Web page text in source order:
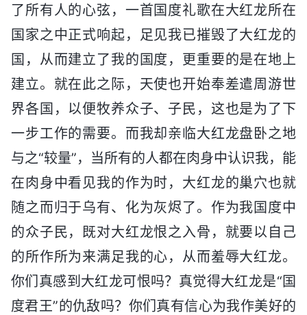
了所有人的心弦，一首国度礼歌在大红龙所在
国家之中正式响起，足见我已摧毁了大红龙的
国，从而建立了我的国度，更重要的是在地上
建立。就在此之际，天使也开始奉差遣周游世
界各国，以便牧养众子、子民，这也是为了下
一步工作的需要。而我却亲临大红龙盘卧之地
与之“较量”，当所有的人都在肉身中认识我，能
在肉身中看见我的作为时，大红龙的巢穴也就
随之而归于乌有、化为灰烬了。作为我国度中
的众子民，既对大红龙恨之入骨，就要以自己
的所作所为来满足我的心，从而羞辱大红龙。
你们真感到大红龙可恨吗？真觉得大红龙是“国
度君王”的仇敌吗？你们真有信心为我作美好的